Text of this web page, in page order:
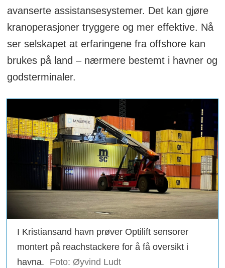
avanserte assistansesystemer. Det kan gjøre
kranoperasjoner tryggere og mer effektive. Nå
ser selskapet at erfaringene fra offshore kan
brukes på land – nærmere bestemt i havner og
godsterminaler.
I Kristiansand havn prøver Optilift sensorer
montert på reachstackere for å få oversikt i
havna.
Foto: Øyvind Ludt